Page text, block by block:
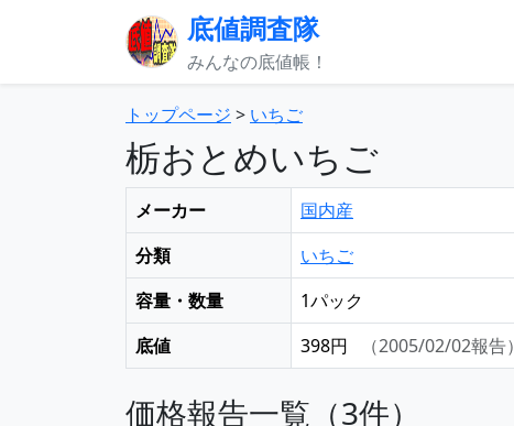
底値調査隊
みんなの底値帳！
トップページ > いちご
栃おとめいちご
メーカー
国内産
分類
いちご
容量・数量
1パック
底値
398円 （2005/02/02報告）
価格報告一覧（3件）